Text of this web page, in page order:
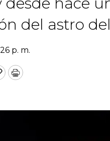
del astro
p. m.
Print